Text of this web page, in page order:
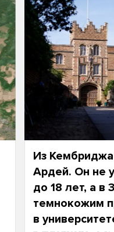
Из
Ардей. Он не
до 18 лет, а
темнокожим
в